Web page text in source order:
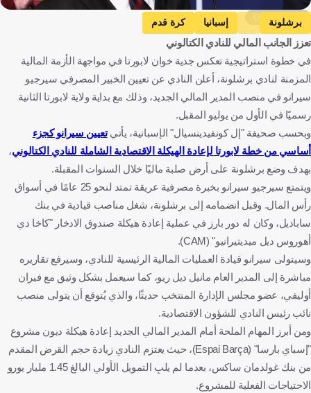
Getty Images
برشلونة إسبانيا كرة قدم
تعزز الجانب المالي للنادي الكتالوني
في خطوة استراتيجية تعكس جدية خوان لابورتا في مواجهة الأزمة المالية
المزمنة لنادي برشلونة، أعلن النادي عن تعيين الخبير المصرفي سيرجيو
سيرانو في منصب المدير المالي الجديد، وذلك مع بداية ولاية لابورتا الثانية
رسميًا في الأول من يوليو المقبل.
وبحسب صحيفة "إل كونفيدينسيال" الإسبانية، يأتيتعيين سيرانو كجزء
أساسي من خطة لابورتا لإعادة الهيكلة الاقتصادية الشاملة للنادي الكتالوني،
بهدف وضع برشلونة على أرض صلبة ماليًا خلال السنوات المقبلة.
ويتمتع سيرجيو سيرانو بخبرة مصرفية عريقة تمتد لنحو 25 عامًا في أسواق
رأس المال. وقبل انضمامه إلى برشلونة، شغل مناصب قيادية في بنك
ساباديل، وكان له دور بارز في عملية إعادة هيكلة صندوق الادخار "كاخا دي
أهوروس ديل ميديتيرانيو" (CAM).
وسيتولى سيرانو قيادة العمليات المالية الرئيسية للنادي، وسيرفع تقاريره
مباشرة إلى المدير العام مانيل ديل ريو، كما سيعمل بشكل وثيق مع فيران
أوليفي، عضو مجلس الإدارة المنتخب حديثًا، والذي يُتوقع أن يتولى منصب
نائب رئيس النادي للشؤون الاقتصادية.
ومن أبرز المهام الملحة أمام المدير المالي الجديد إعادة هيكلة ديون مشروع
"إسباي بارسا" (Espai Barça)، حيث يعتزم النادي زيادة حجم القرض المقدم
من بنك غولدمان ساكس، بعدما لم يلبِ التمويل الأولي البالغ 1.45 مليار يورو
الاحتياجات الفعلية للمشروع.